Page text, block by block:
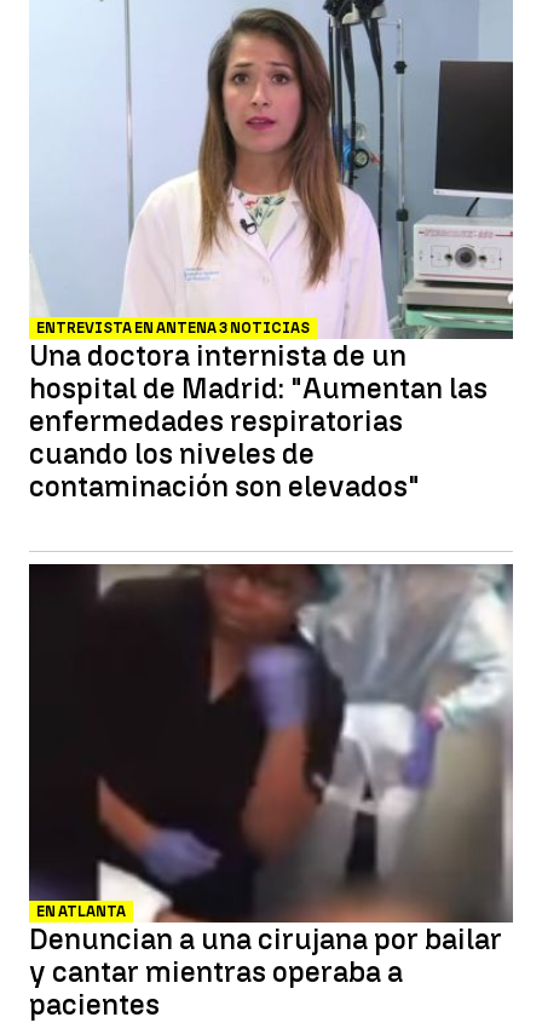
ENTREVISTA EN ANTENA 3 NOTICIAS
Una doctora internista de un
hospital de Madrid: "Aumentan las
enfermedades respiratorias
cuando los niveles de
contaminación son elevados"
EN ATLANTA
Denuncian a una cirujana por bailar
y cantar mientras operaba a
pacientes